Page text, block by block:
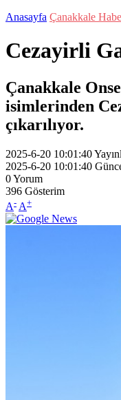
Anasayfa Çanakkale
Cezayirli
Çanakkale
isimlerinden
çıkarılıyor.
2025-6-20 10:01:40
2025-6-20 10:01:40
0Yorum
396 Gösterim
A- A+